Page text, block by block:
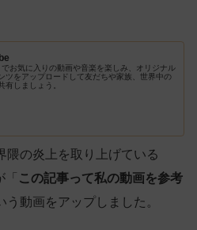
お気に入りの動画や音楽を楽しみ、オリジナル
ツをアップロードして友だちや家族、世界中の
有しましょう。
隈の炎上を取り上げている
この記事って私の動画を参考
う動画をアップしました。